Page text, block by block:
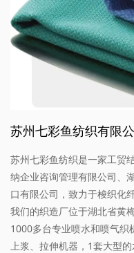
苏州七彩鱼纺织有限
苏州七彩鱼纺织是一家工贸
纳企业咨询管理有限公司、
口有限公司，致力于梭织化
我们的织造厂位于湖北省黄
1000多台专业喷水和喷气织
上浆、拉伸机器，1套大型